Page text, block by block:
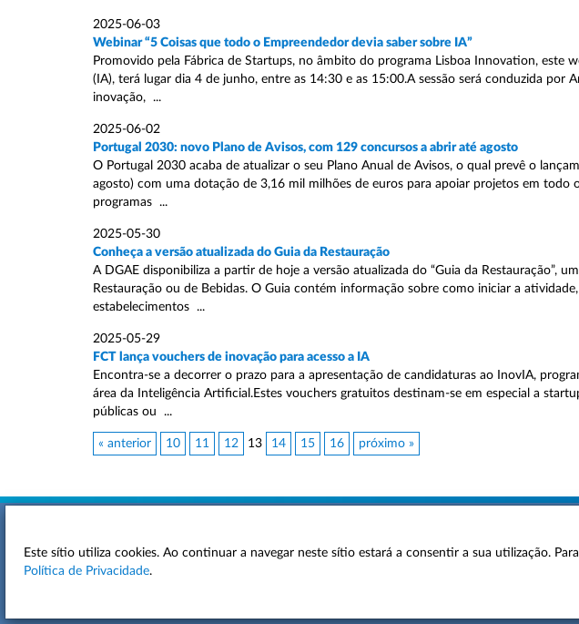
2025-06-03
Webinar “5 Coisas que todo o Empreendedor devia saber sobre IA”
Promovido pela Fábrica de Startups, no âmbito do programa Lisboa Innovation, este
(IA), terá lugar dia 4 de junho, entre as 14:30 e as 15:00.A sessão será conduzida por
inovação, ...
2025-06-02
Portugal 2030: novo Plano de Avisos, com 129 concursos a abrir até agosto
O Portugal 2030 acaba de atualizar o seu Plano Anual de Avisos, o qual prevê o
agosto) com uma dotação de 3,16 mil milhões de euros para apoiar projetos em todo
programas ...
2025-05-30
Conheça a versão atualizada do Guia da Restauração
A DGAE disponibiliza a partir de hoje a versão atualizada do “Guia da Restauração”,
Restauração ou de Bebidas. O Guia contém informação sobre como iniciar a
estabelecimentos ...
2025-05-29
FCT lança vouchers de inovação para acesso a IA
Encontra-se a decorrer o prazo para a apresentação de candidaturas ao InovIA,
área da Inteligência Artificial.Estes vouchers gratuitos destinam-se em especial a
públicas ou ...
« anterior 10 11 12 13 14 15 16 próximo »
ACESSIBILIDADE
Este sítio utiliza cookies. Ao continuar a navegar neste sítio estará a consentir a sua utilização.
Política de Privacidade.